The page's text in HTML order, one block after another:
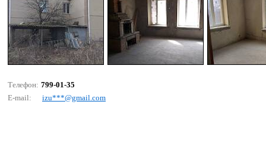
Телефон: 799-01-35
E-mail:
izu***@gmаil.соm